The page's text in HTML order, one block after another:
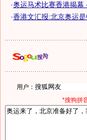
·奥运马术比赛香港揭幕
·香港文汇报:北京奥运
用户：
*搜狗拼